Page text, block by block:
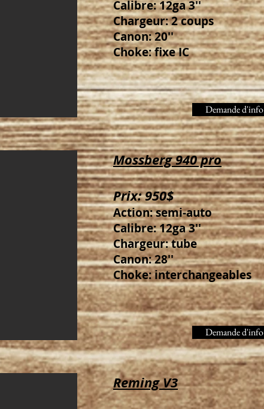
Calibre: 12ga 3''
Chargeur: 2 coups
Canon: 20''
Choke: fixe IC
Demande d'info
Mossberg 940 pro
Prix: 950$
Action: semi-auto
Calibre: 12ga 3''
Chargeur: tube
Canon: 28''
Choke: interchangeables
Demande d'info
Reming V3